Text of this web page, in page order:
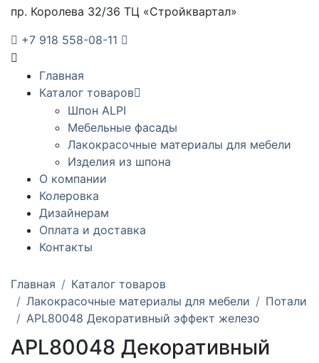
пр. Королева 32/36 ТЦ «Стройквартал»
+7 918 558-08-11
Главная
Каталог товаров
Шпон ALPI
Мебельные фасады
Лакокрасочные материалы для мебели
Изделия из шпона
О компании
Колеровка
Дизайнерам
Оплата и доставка
Контакты
Главная
Каталог товаров
Лакокрасочные материалы для мебели
Потали
APL80048 Декоративный эффект железо
APL80048 Декоративный